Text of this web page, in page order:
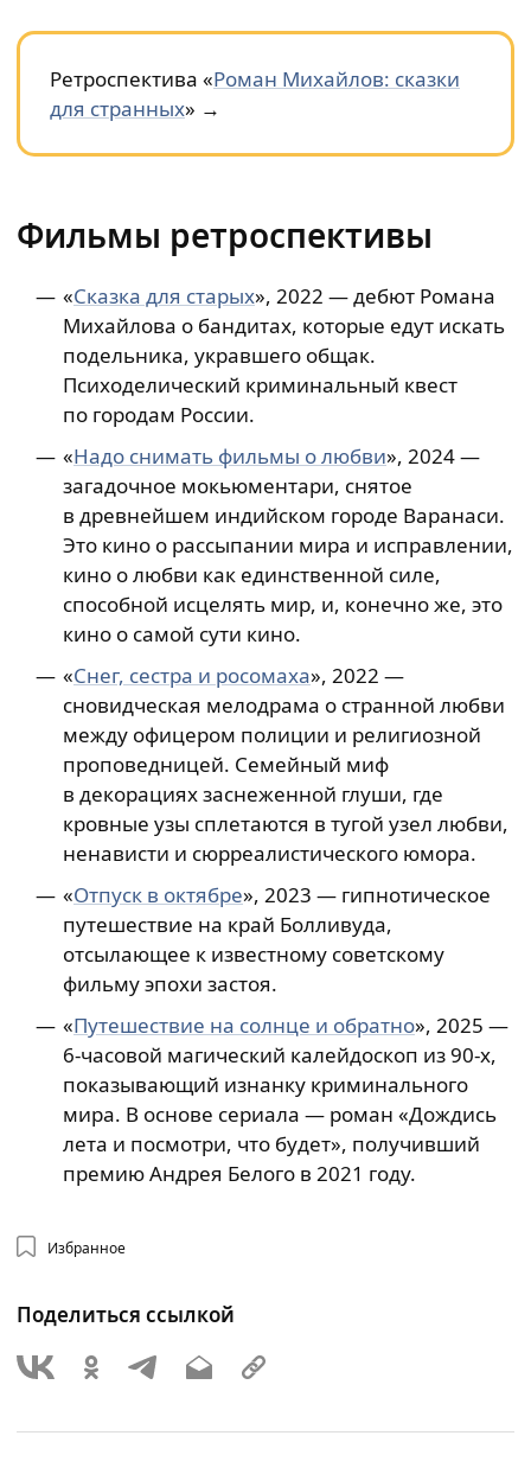
Ретроспектива «Роман Михайлов: сказки
для странных» →
Фильмы ретроспективы
«Сказка для старых», 2022 — дебют Романа
Михайлова о бандитах, которые едут искать
подельника, укравшего общак.
Психоделический криминальный квест
по городам России.
«Надо снимать фильмы о любви», 2024 —
загадочное мокьюментари, снятое
в древнейшем индийском городе Варанаси.
Это кино о рассыпании мира и исправлении,
кино о любви как единственной силе,
способной исцелять мир, и, конечно же, это
кино о самой сути кино.
«Снег, сестра и росомаха», 2022 —
сновидческая мелодрама о странной любви
между офицером полиции и религиозной
проповедницей. Семейный миф
в декорациях заснеженной глуши, где
кровные узы сплетаются в тугой узел любви,
ненависти и сюрреалистического юмора.
«Отпуск в октябре», 2023 — гипнотическое
путешествие на край Болливуда,
отсылающее к известному советскому
фильму эпохи застоя.
«Путешествие на солнце и обратно», 2025 —
6-часовой магический калейдоскоп из 90-х,
показывающий изнанку криминального
мира. В основе сериала — роман «Дождись
лета и посмотри, что будет», получивший
премию Андрея Белого в 2021 году.
Избранное
Поделиться ссылкой